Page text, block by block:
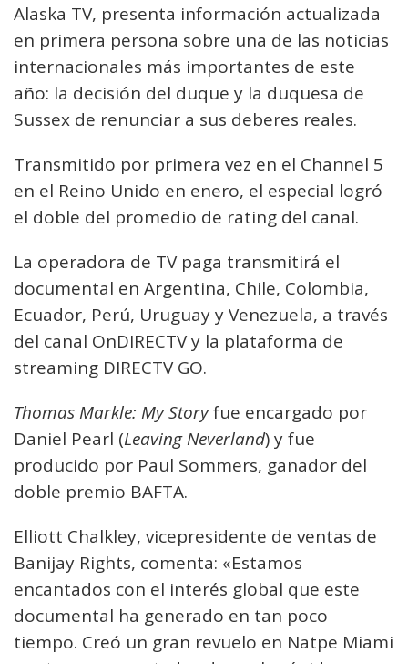
Alaska TV, presenta información actualizada
en primera persona sobre una de las noticias
internacionales más importantes de este
año: la decisión del duque y la duquesa de
Sussex de renunciar a sus deberes reales.
Transmitido por primera vez en el Channel 5
en el Reino Unido en enero, el especial logró
el doble del promedio de rating del canal.
La operadora de TV paga transmitirá el
documental en Argentina, Chile, Colombia,
Ecuador, Perú, Uruguay y Venezuela, a través
del canal OnDIRECTV y la plataforma de
streaming DIRECTV GO.
Thomas Markle: My Storyfue encargado por
Daniel Pearl (Leaving Neverland) y fue
producido por Paul Sommers, ganador del
doble premio BAFTA.
Elliott Chalkley, vicepresidente de ventas de
Banijay Rights, comenta: «Estamos
encantados con el interés global que este
documental ha generado en tan poco
tiempo. Creó un gran revuelo en Natpe Miami